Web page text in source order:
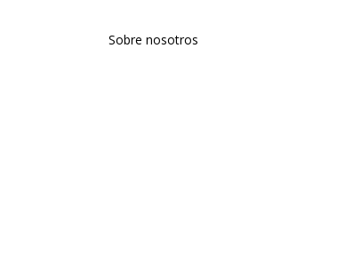
Sobre nosotros